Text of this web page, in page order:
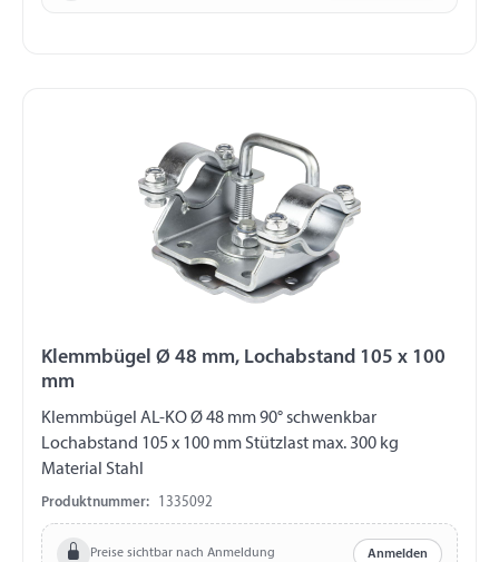
Klemmbügel Ø 48 mm, Lochabstand 105 x 100
mm
Klemmbügel AL-KO Ø 48 mm 90° schwenkbar
Lochabstand 105 x 100 mm Stützlast max. 300 kg
Material Stahl
Produktnummer: 1335092
Preise sichtbar nach Anmeldung Anmelden